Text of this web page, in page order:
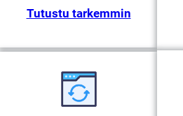
Tutustu tarkemmin